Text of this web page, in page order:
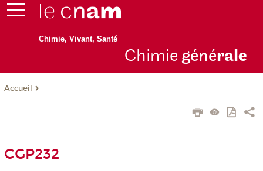
Chimie, Vivant, Santé
Chimie générale
Accueil
CGP232